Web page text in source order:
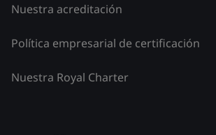
Nuestra acreditación
Política empresarial de certificación
Nuestra Royal Charter